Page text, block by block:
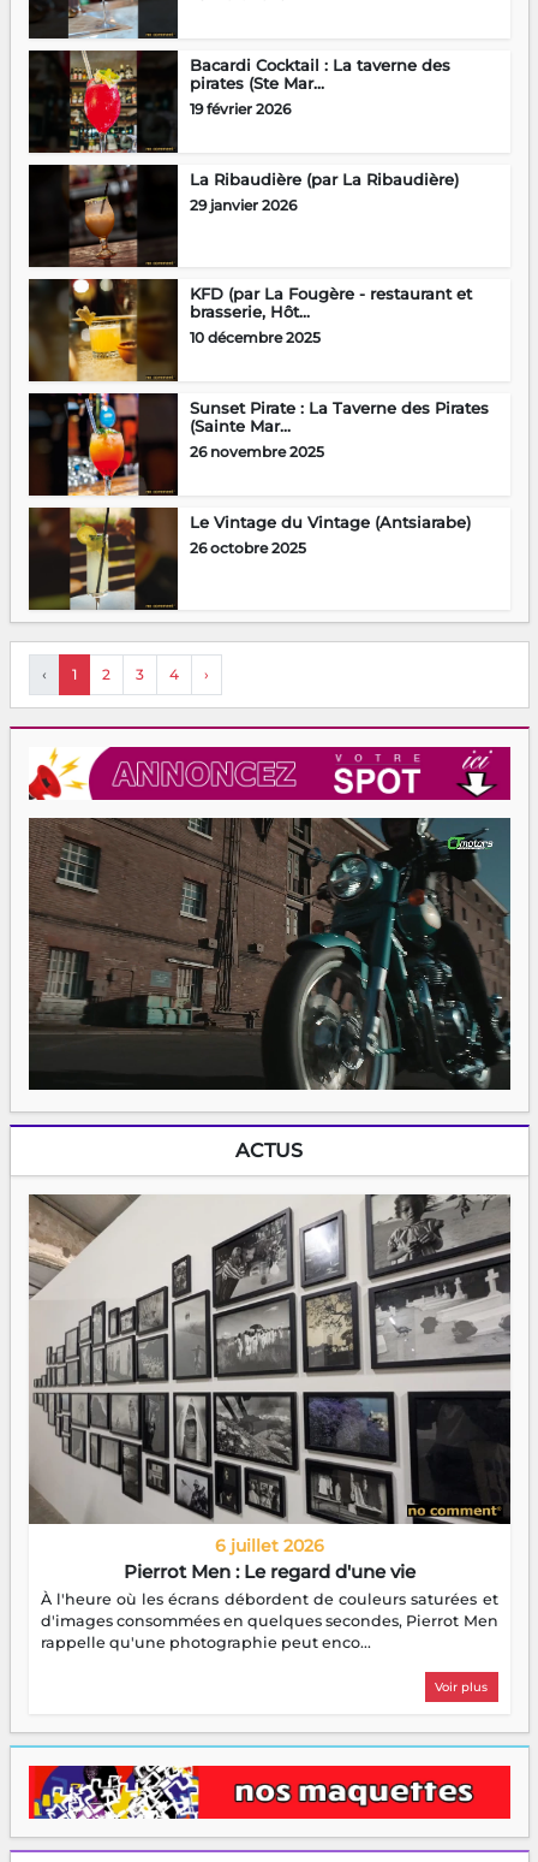
Bacardi Cocktail : La taverne des
pirates (Ste Mar...
19 février 2026
La Ribaudière (par La Ribaudière)
29 janvier 2026
KFD (par La Fougère - restaurant et
brasserie, Hôt...
10 décembre 2025
Sunset Pirate : La Taverne des Pirates
(Sainte Mar...
26 novembre 2025
Le Vintage du Vintage (Antsiarabe)
26 octobre 2025
‹ 1 2 3 4 ›
ACTUS
6 juillet 2026
Pierrot Men : Le regard d'une vie
À l'heure où les écrans débordent de couleurs saturées et
d'images consommées en quelques secondes, Pierrot Men
rappelle qu'une photographie peut enco...
Voir plus